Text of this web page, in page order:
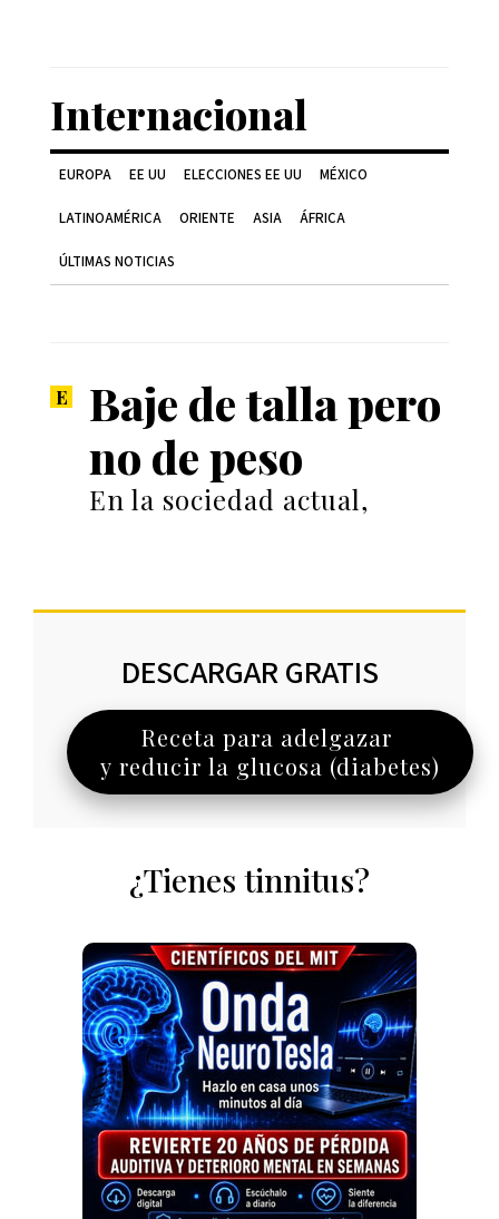
Internacional
EUROPA EE UU ELECCIONES EE UU MÉXICO
LATINOAMÉRICA ORIENTE ASIA ÁFRICA
ÚLTIMAS NOTICIAS
Baje de talla pero
no de peso
En la sociedad actual,
DESCARGAR GRATIS
Receta para adelgazar
y reducir la glucosa (diabetes)
¿Tienes tinnitus?